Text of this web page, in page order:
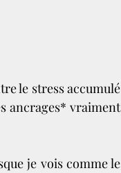
le stress accumulé
ancrages* vraiment
je vois comme le